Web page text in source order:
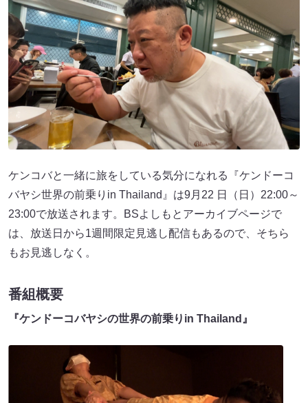
ケンコバと一緒に旅をしている気分になれる『ケンドーコ
バヤシ世界の前乗りin Thailand』は9月22 日（日）22:00～
23:00で放送されます。BSよしもとアーカイブページで
は、放送日から1週間限定見逃し配信もあるので、そちら
もお見逃しなく。
番組概要
『ケンドーコバヤシの世界の前乗りin Thailand』